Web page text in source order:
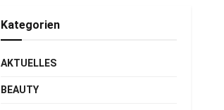
Kategorien
AKTUELLES
BEAUTY